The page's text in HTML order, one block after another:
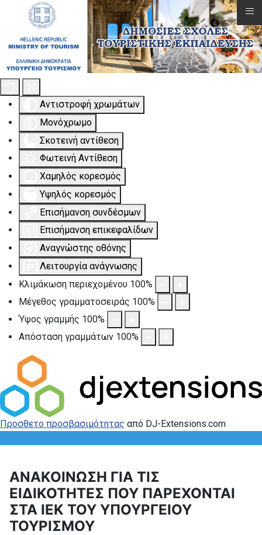
Εργαλειοθήκη Προσβασιμότητας
Αντιστροφή χρωμάτων
Μονόχρωμο
Σκοτεινή αντίθεση
Φωτεινή Αντίθεση
Χαμηλός κορεσμός
Υψηλός κορεσμός
Επισήμανση συνδέσμων
Επισήμανση επικεφαλίδων
Αναγνώστης οθόνης
Λειτουργία ανάγνωσης
Κλιμάκωση περιεχομένου 100%
Μέγεθος γραμματοσειράς 100%
Ύψος γραμμής 100%
Απόσταση γραμμάτων 100%
Προσθετο προσβασιμότητας από DJ-Extensions.com
ΑΝΑΚΟΙΝΩΣΗ ΓΙΑ ΤΙΣ
ΕΙΔΙΚΟΤΗΤΕΣ ΠΟΥ ΠΑΡΕΧΟΝΤΑΙ
ΣΤΑ ΙΕΚ ΤΟΥ ΥΠΟΥΡΓΕΙΟΥ
ΤΟΥΡΙΣΜΟΥ
≡